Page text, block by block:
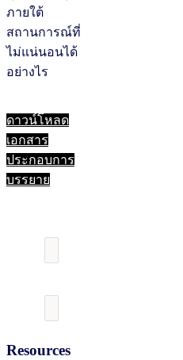
ภายใต้
สถานการณ์ที่
ไม่แน่นอนได้
อย่างไร
ดาวน์โหลด
เอกสาร
ประกอบการ
บรรยาย
Resources